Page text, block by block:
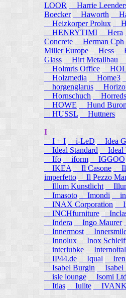
LOOR
Harrie
Boecker
Haworth
Heizkorper Prolux
HENRYTIMI
Hera
Concrete
Herman Cph
Miller Europe
Hess
Glass
Hirt Metallbau
Holmris Office
Holzmedia
Home3
horgenglarus
Hornschuch
Horreds
HOWE
Hund
HUSSL
Huttners
I
I + I
i-LeD Idea
Ideal Standard
Ideal
Ifo
iform IGGOO
IKEA
Il Casone Il
imperfetto
Il Pezzo
Illum Kunstlicht
Imasoto
Imondi
INAX Corporation
INCHfurniture
Indera
Ingo Maurer
Innermost
Innolux
Inox
interlubke
IP44.de
Iqual Iren
Isabel Burgin
Isabel
isle lounge
Isomi Ltd
Itlas
Iulite